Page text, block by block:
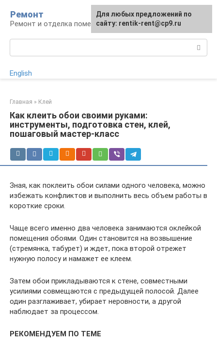
контенту
Ремонт
Ремонт и отделка помещений
English
Главная » Клей
Как клеить обои своими руками:
инструменты, подготовка стен, клей,
пошаговый мастер-класс
Зная, как поклеить обои силами одного человека, можно
избежать конфликтов и выполнить весь объем работы в
короткие сроки.
Чаще всего именно два человека занимаются оклейкой
помещения обоями. Один становится на возвышение
(стремянка, табурет) и ждет, пока второй отрежет
нужную полосу и намажет ее клеем.
Затем обои прикладываются к стене, совместными
усилиями совмещаются с предыдущей полосой. Далее
один разглаживает, убирает неровности, а другой
наблюдает за процессом.
РЕКОМЕНДУЕМ ПО ТЕМЕ
Для любых предложений по
сайту: rentik-rent@cp9.ru